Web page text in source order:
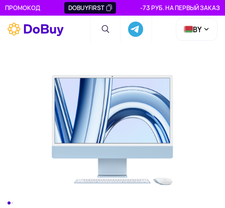
ПРОМОКОД DOBUYFIRST -73 РУБ. НА ПЕРВЫЙ ЗАКАЗ
BY